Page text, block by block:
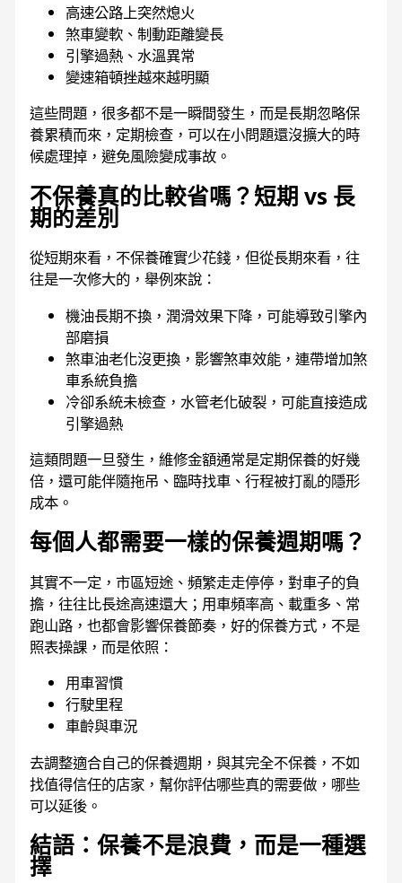
高速公路上突然熄火
煞車變軟、制動距離變長
引擎過熱、水溫異常
變速箱頓挫越來越明顯
這些問題，很多都不是一瞬間發生，而是長期忽略保
養累積而來，定期檢查，可以在小問題還沒擴大的時
候處理掉，避免風險變成事故。
不保養真的比較省嗎？短期 vs 長
期的差別
從短期來看，不保養確實少花錢，但從長期來看，往
往是一次修大的，舉例來說：
機油長期不換，潤滑效果下降，可能導致引擎內
部磨損
煞車油老化沒更換，影響煞車效能，連帶增加煞
車系統負擔
冷卻系統未檢查，水管老化破裂，可能直接造成
引擎過熱
這類問題一旦發生，維修金額通常是定期保養的好幾
倍，還可能伴隨拖吊、臨時找車、行程被打亂的隱形
成本。
每個人都需要一樣的保養週期嗎？
其實不一定，市區短途、頻繁走走停停，對車子的負
擔，往往比長途高速還大；用車頻率高、載重多、常
跑山路，也都會影響保養節奏，好的保養方式，不是
照表操課，而是依照：
用車習慣
行駛里程
車齡與車況
去調整適合自己的保養週期，與其完全不保養，不如
找值得信任的店家，幫你評估哪些真的需要做，哪些
可以延後。
結語：保養不是浪費，而是一種選
擇